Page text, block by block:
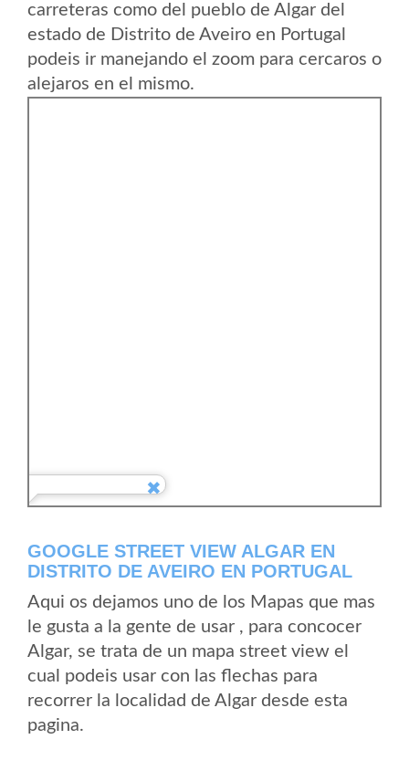
carreteras como del pueblo de Algar del
estado de Distrito de Aveiro en Portugal
podeis ir manejando el zoom para cercaros o
alejaros en el mismo.
GOOGLE STREET VIEW ALGAR EN
DISTRITO DE AVEIRO EN PORTUGAL
Aqui os dejamos uno de los Mapas que mas
le gusta a la gente de usar , para concocer
Algar, se trata de un mapa street view el
cual podeis usar con las flechas para
recorrer la localidad de Algar desde esta
pagina.